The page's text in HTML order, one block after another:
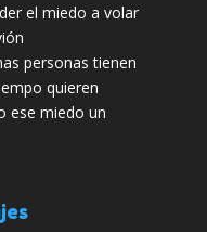
el miedo a volar
personas tienen
quieren
ese miedo un